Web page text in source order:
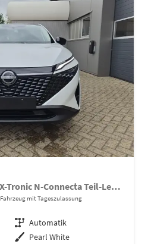
1.3 DIG-T MHEV 158 PS X-Tronic N-Connecta Teil-Leder PanoGlasdach Klimaautomatik Sitzheizung Lenkradheizung Navi ACC PDC v+h 360°Kamera DAB Bluetooth Touchscreen Apple CarPlay Android Auto 18"LM
Fahrzeug mit Tageszulassung
Getriebe Automatik
Außenfarbe Pearl White